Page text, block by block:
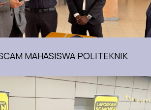
MAHASISWA POLITEKNIK